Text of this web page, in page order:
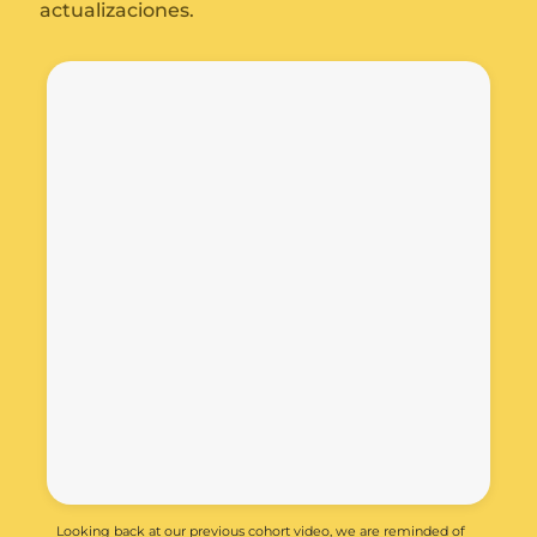
actualizaciones.
Looking back at our previous cohort video, we are reminded of